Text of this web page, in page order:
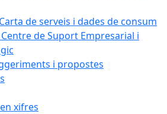
de serveis i dades de consum
Centre de Suport Empresarial i
i propostes
xifres